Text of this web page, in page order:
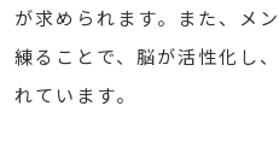
が求められます。また、メ
練ることで、脳が活性化し
れています。